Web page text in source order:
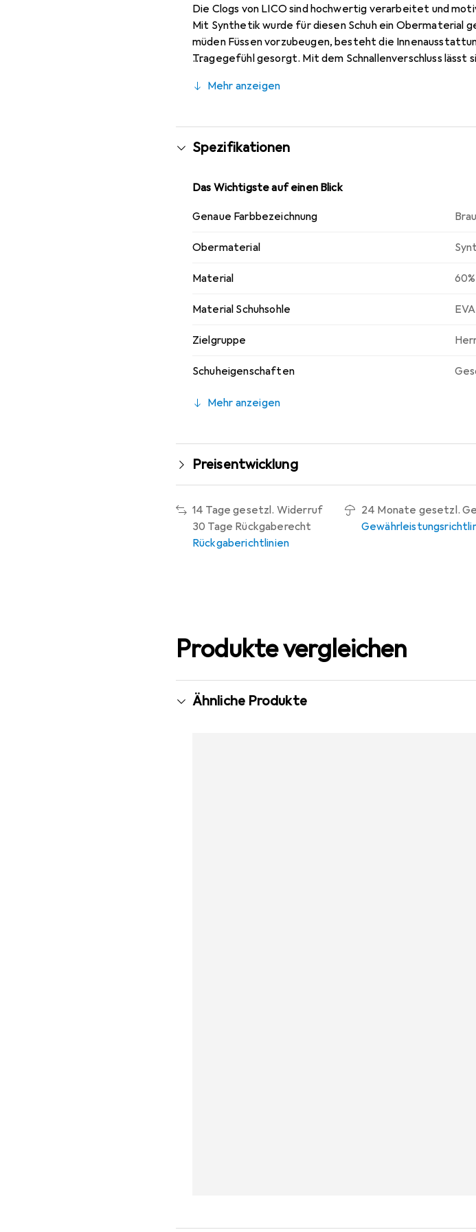
Die Clogs von LICO sind hochwertig verarbeitet und
Mit Synthetik wurde für diesen Schuh ein Obermaterial
müden Füssen vorzubeugen, besteht die
Tragegefühl gesorgt. Mit dem Schnallenverschluss lässt
Grillfeier mit der ganzen Familie? Alles kein Problem!
Mehr anzeigen
Spezifikationen
Das Wichtigste auf einen Blick
Genaue Farbbezeichnung
Obermaterial
Material
Material Schuhsohle EVA
Zielgruppe
Schuheigenschaften
Mehr anzeigen
Preisentwicklung
14 Tage gesetzl. Widerruf
30 Tage Rückgaberecht
Rückgaberichtlinien
24 Monate gesetzl.
Produkte vergleichen
Ähnliche Produkte